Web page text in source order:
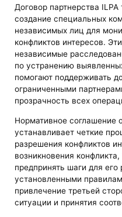
Договор партнерства
создание специальных
независимых лиц для
конфликтов интересов.
независимые
по устранению
помогают поддерживать
ограниченными
прозрачность всех
Нормативное соглашение
устанавливает четкие
разрешения конфликтов
возникновения
предпринять шаги для
установленными
привлечение третьей
ситуации и принятия